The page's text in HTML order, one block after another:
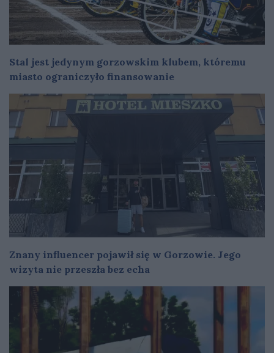
Stal jest jedynym gorzowskim klubem, któremu
miasto ograniczyło finansowanie
Znany influencer pojawił się w Gorzowie. Jego
wizyta nie przeszła bez echa